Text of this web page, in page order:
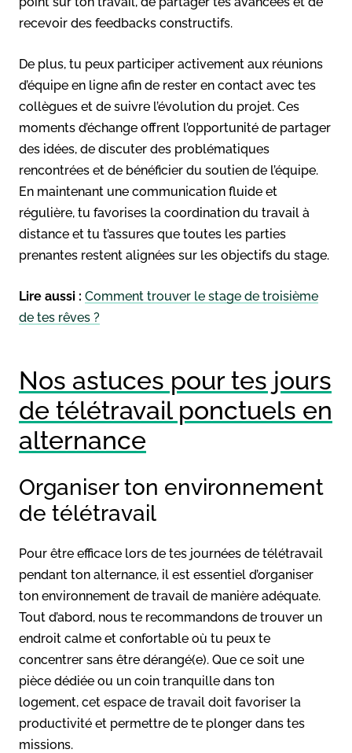
recevoir des feedbacks constructifs.
De plus, tu peux participer activement aux réunions
d’équipe en ligne afin de rester en contact avec tes
collègues et de suivre l’évolution du projet. Ces
moments d’échange offrent l’opportunité de partager
des idées, de discuter des problématiques
rencontrées et de bénéficier du soutien de l’équipe.
En maintenant une communication fluide et
régulière, tu favorises la coordination du travail à
distance et tu t’assures que toutes les parties
prenantes restent alignées sur les objectifs du stage.
Lire aussi : Comment trouver le stage de troisième
de tes rêves ?
Nos astuces pour tes jours
de télétravail ponctuels en
alternance
Organiser ton environnement
de télétravail
Pour être efficace lors de tes journées de télétravail
pendant ton alternance, il est essentiel d’organiser
ton environnement de travail de manière adéquate.
Tout d’abord, nous te recommandons de trouver un
endroit calme et confortable où tu peux te
concentrer sans être dérangé(e). Que ce soit une
pièce dédiée ou un coin tranquille dans ton
logement, cet espace de travail doit favoriser la
productivité et permettre de te plonger dans tes
missions.